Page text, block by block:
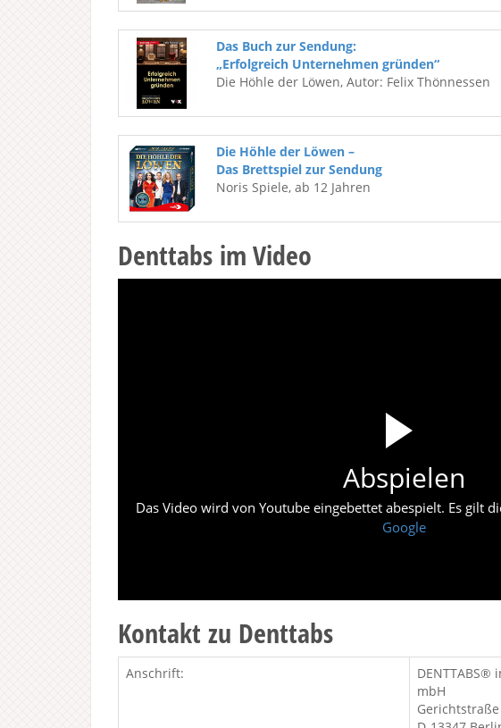
Das Buch zur Sendung:
„Erfolgreich Unternehmen gründen“
Die Höhle der Löwen, Autor: Felix Thönnessen
Die Höhle der Löwen –
Das Brettspiel zur Sendung
Noris Spiele, ab 12 Jahren
Denttabs im Video
Abspielen
Das Video wird von Youtube eingebettet abespielt. Es gilt
Google
Kontakt zu Denttabs
Anschrift:
DENTTABS®
mbH